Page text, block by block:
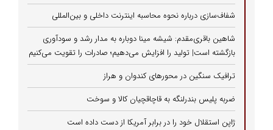
شفاف‌سازی درباره نحوه محاسبه اینترنت داخلی و بین‌المللی
شاهین باقری‌مقدم: شیشه مینا دوباره به مدار رشد و سودآوری
بازگشته است| تولید را افزایش می‌دهیم؛ صادرات را تقویت می‌کنیم
ترافیک سنگین در محورهای کندوان و هراز
ضربه پلیس بندرلنگه به قاچاقچیان کالا و سوخت
ژاپن استقلال خود را در برابر آمریکا از دست داده است